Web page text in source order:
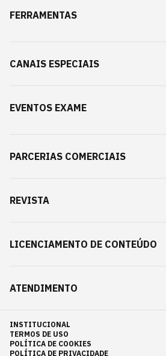
FERRAMENTAS
CANAIS ESPECIAIS
EVENTOS EXAME
PARCERIAS COMERCIAIS
REVISTA
LICENCIAMENTO DE CONTEÚDO
ATENDIMENTO
INSTITUCIONAL
TERMOS DE USO
POLÍTICA DE COOKIES
POLÍTICA DE PRIVACIDADE